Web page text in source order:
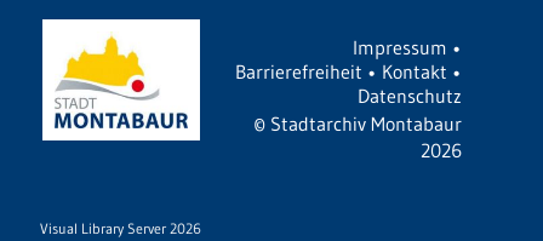
Impressum •
Barrierefreiheit • Kontakt •
Datenschutz
© Stadtarchiv Montabaur
2026
Visual Library Server 2026